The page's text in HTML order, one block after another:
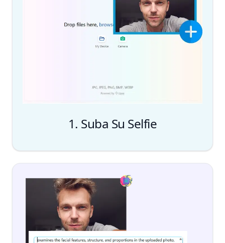
1. Suba Su Selfie